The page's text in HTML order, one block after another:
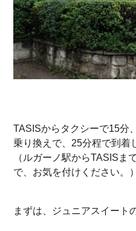
TASISからタクシーで15分
乗り換えで、25分程で到着
（ルガーノ駅からTASISま
で、お気を付けください。）
まずは、ジュニアスイート